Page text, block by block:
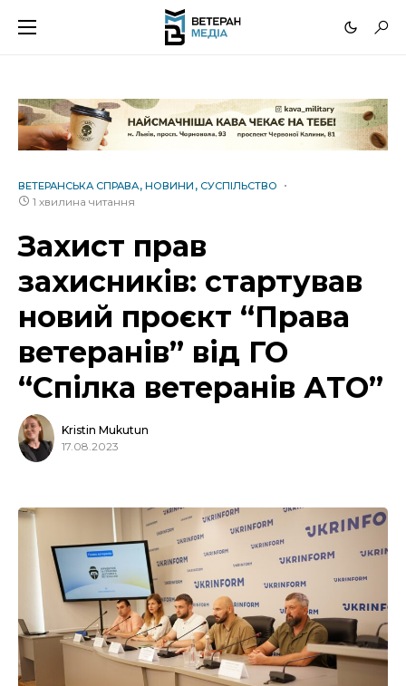
ВЕТЕРАНСЬКА СПРАВА НОВИНИ СУСПІЛЬСТВО
1 хвилина читання
Захист прав
захисників: стартував
новий проєкт “Права
ветеранів” від ГО
“Спілка ветеранів АТО”
Kristin Mukutun
17.08.2023